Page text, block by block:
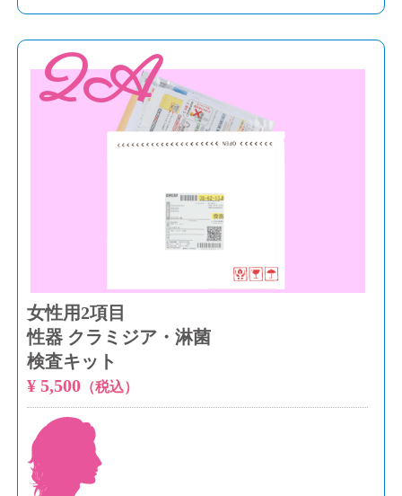
2A
女性用2項目
性器 クラミジア・淋菌
検査キット
¥ 5,500（税込）